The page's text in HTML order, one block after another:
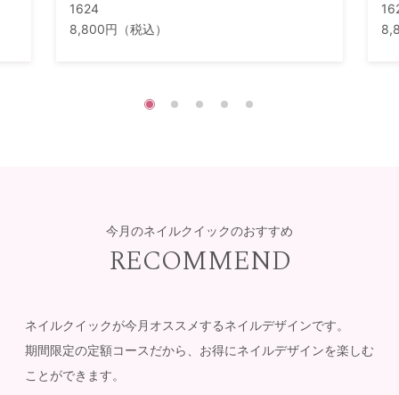
1624
8,800円（税込）
今月のネイルクイックのおすすめ
RECOMMEND
ネイルクイックが今月オススメするネイルデザインです。
期間限定の定額コースだから、お得にネイルデザインを楽しむ
ことができます。